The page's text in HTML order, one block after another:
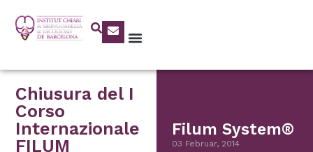
Chiusura del I
Corso
Internazionale
FILUM
Filum System®
03 Februar, 2014